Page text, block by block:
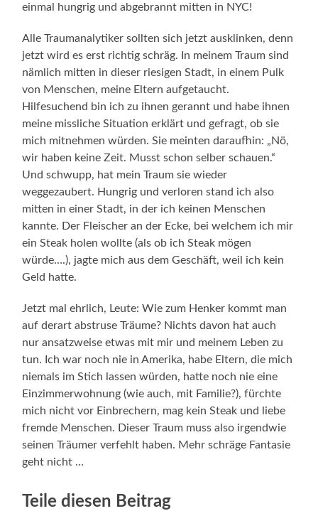
einmal hungrig und abgebrannt mitten in NYC!
Alle Traumanalytiker sollten sich jetzt ausklinken, denn
jetzt wird es erst richtig schräg. In meinem Traum sind
nämlich mitten in dieser riesigen Stadt, in einem Pulk
von Menschen, meine Eltern aufgetaucht.
Hilfesuchend bin ich zu ihnen gerannt und habe ihnen
meine missliche Situation erklärt und gefragt, ob sie
mich mitnehmen würden. Sie meinten daraufhin: „Nö,
wir haben keine Zeit. Musst schon selber schauen.“
Und schwupp, hat mein Traum sie wieder
weggezaubert. Hungrig und verloren stand ich also
mitten in einer Stadt, in der ich keinen Menschen
kannte. Der Fleischer an der Ecke, bei welchem ich mir
ein Steak holen wollte (als ob ich Steak mögen
würde….), jagte mich aus dem Geschäft, weil ich kein
Geld hatte.
Jetzt mal ehrlich, Leute: Wie zum Henker kommt man
auf derart abstruse Träume? Nichts davon hat auch
nur ansatzweise etwas mit mir und meinem Leben zu
tun. Ich war noch nie in Amerika, habe Eltern, die mich
niemals im Stich lassen würden, hatte noch nie eine
Einzimmerwohnung (wie auch, mit Familie?), fürchte
mich nicht vor Einbrechern, mag kein Steak und liebe
fremde Menschen. Dieser Traum muss also irgendwie
seinen Träumer verfehlt haben. Mehr schräge Fantasie
geht nicht …
Teile diesen Beitrag